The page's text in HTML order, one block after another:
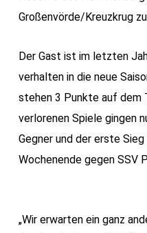
Großenvörde/Kreuzkrug
Der Gast ist im letzten
verhalten in die neue
stehen 3 Punkte auf dem
verlorenen Spiele gingen
Gegner und der erste
Wochenende gegen SSV
„Wir erwarten ein ganz